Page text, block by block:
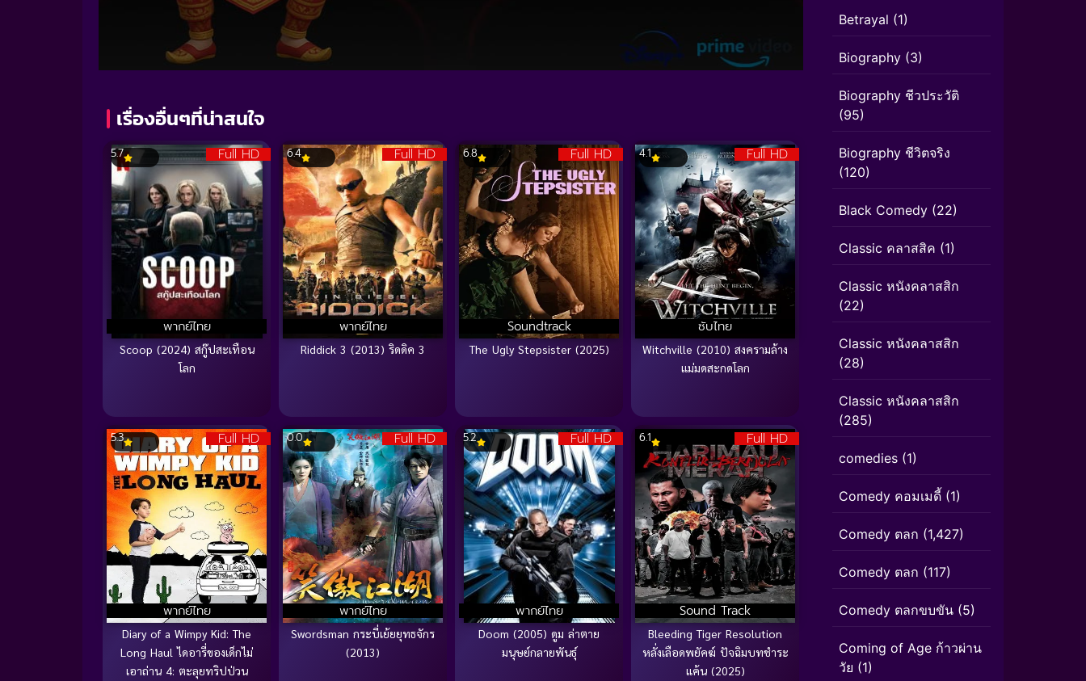
เรื่องอื่นๆที่น่าสนใจ
Full HD
พากย์ไทย
5.7
Scoop (2024) สกู๊ปสะเทือน
โลก
Full HD
พากย์ไทย
6.4
Riddick 3 (2013) ริดดิค 3
Full HD
Soundtrack
6.8
The Ugly Stepsister (2025)
Full HD
ซับไทย
4.1
Witchville (2010) สงครามล้าง
แม่มดสะกดโลก
Full HD
พากย์ไทย
5.3
Diary of a Wimpy Kid: The
Long Haul ไดอารี่ของเด็กไม่
เอาถ่าน 4: ตะลุยทริปป่วน
Full HD
พากย์ไทย
0.0
Swordsman กระบี่เย้ยยุทธจักร
(2013)
Full HD
พากย์ไทย
5.2
Doom (2005) ดูม ล่าตาย
มนุษย์กลายพันธุ์
Full HD
Sound Track
6.1
Bleeding Tiger Resolution
หลั่งเลือดพยัคฆ์ ปัจฉิมบทชำระ
แค้น (2025)
Betrayal (1)
Biography (3)
Biography ชีวประวัติ
(95)
Biography ชีวิตจริง
(120)
Black Comedy (22)
Classic คลาสสิค (1)
Classic หนังคลาสสิก
(22)
Classic หนังคลาสสิก
(28)
Classic หนังคลาสสิก
(285)
comedies (1)
Comedy คอมเมดี้ (1)
Comedy ตลก (1,427)
Comedy ตลก (117)
Comedy ตลกขบขัน (5)
Coming of Age ก้าวผ่าน
วัย (1)